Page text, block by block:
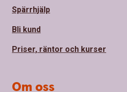
Spärrhjälp
Bli kund
Priser, räntor och kurser
Om oss